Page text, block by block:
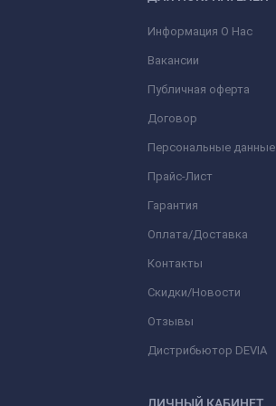
Информация О Нас
Вакансии
Публичная оферта
Договор
Персональные данные
Прайс-Лист
Гарантия
Оплата/Доставка
Контакты
Скидки/Новости
Отзывы
Дистрибьютор DEVIA